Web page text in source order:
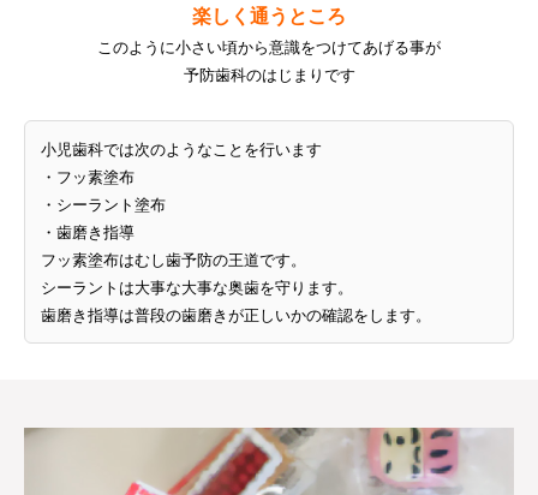
楽しく通うところ
このように小さい頃から意識をつけてあげる事が
予防歯科のはじまりです
小児歯科では次のようなことを行います
・フッ素塗布
・シーラント塗布
・歯磨き指導
フッ素塗布はむし歯予防の王道です。
シーラントは大事な大事な奥歯を守ります。
歯磨き指導は普段の歯磨きが正しいかの確認をします。